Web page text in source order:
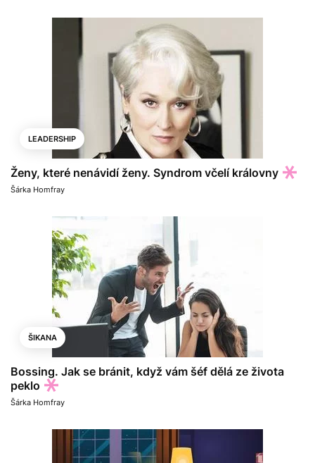
LEADERSHIP
Ženy, které nenávidí ženy. Syndrom včelí královny
Šárka Homfray
ŠIKANA
Bossing. Jak se bránit, když vám šéf dělá ze života
peklo
Šárka Homfray